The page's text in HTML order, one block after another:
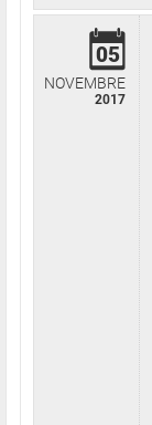
05
NOVEMBRE
2017